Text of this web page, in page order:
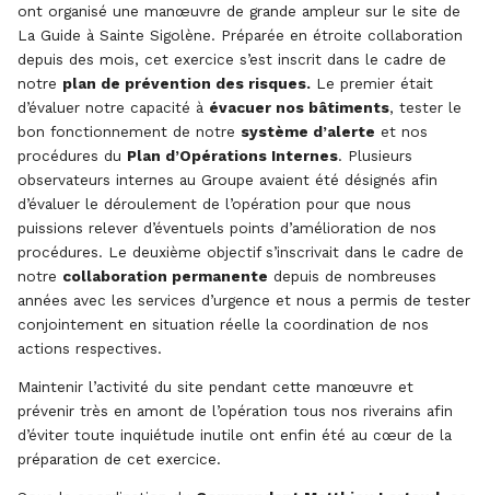
ont organisé une manœuvre de grande ampleur sur le site de
La Guide à Sainte Sigolène. Préparée en étroite collaboration
depuis des mois, cet exercice s’est inscrit dans le cadre de
notre plan de prévention des risques. Le premier était
d’évaluer notre capacité à évacuer nos bâtiments, tester le
bon fonctionnement de notre système d’alerte et nos
procédures du Plan d’Opérations Internes. Plusieurs
observateurs internes au Groupe avaient été désignés afin
d’évaluer le déroulement de l’opération pour que nous
puissions relever d’éventuels points d’amélioration de nos
procédures. Le deuxième objectif s’inscrivait dans le cadre de
notre collaboration permanente depuis de nombreuses
années avec les services d’urgence et nous a permis de tester
conjointement en situation réelle la coordination de nos
actions respectives.
Maintenir l’activité du site pendant cette manœuvre et
prévenir très en amont de l’opération tous nos riverains afin
d’éviter toute inquiétude inutile ont enfin été au cœur de la
préparation de cet exercice.